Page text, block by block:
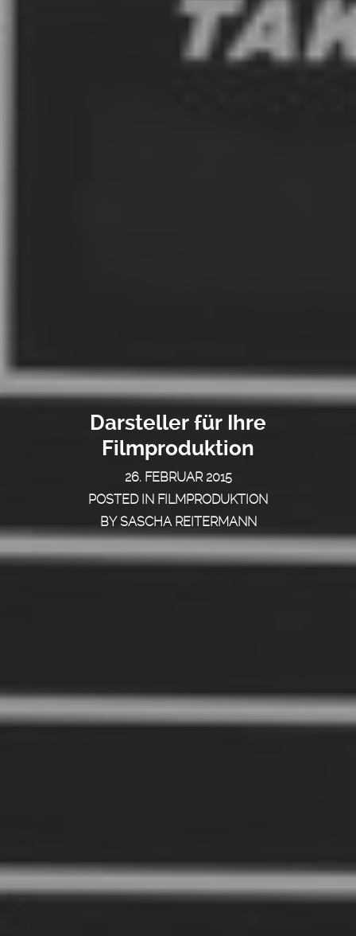
Darsteller für Ihre
Filmproduktion
26. FEBRUAR 2015
POSTED IN FILMPRODUKTION
BYSASCHA REITERMANN